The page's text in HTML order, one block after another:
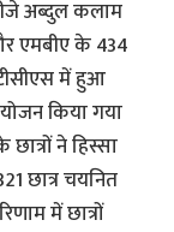
अब्दुल कलाम
एमबीए के 434
में हुआ
किया गया
ने हिस्सा
छात्र चयनित
में छात्रों